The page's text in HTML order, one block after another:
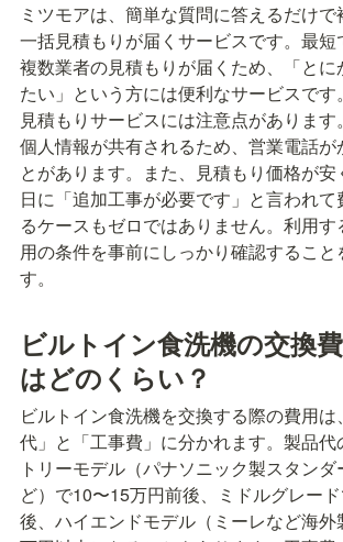
ミツモアは、簡単な質問に答えるだけ
一括見積もりが届くサービスです。最短
複数業者の見積もりが届くため、「とに
たい」という方には便利なサービスで
見積もりサービスには注意点がありま
個人情報が共有されるため、営業電話が
とがあります。また、見積もり価格が安
日に「追加工事が必要です」と言われ
るケースもゼロではありません。利用
用の条件を事前にしっかり確認すること
す。
ビルトイン食洗機の交換
はどのくらい？
ビルトイン食洗機を交換する際の費用
代」と「工事費」に分かれます。製品代
トリーモデル（パナソニック製スタン
ど）で10〜15万円前後、ミドルグレー
後、ハイエンドモデル（ミーレなど海外